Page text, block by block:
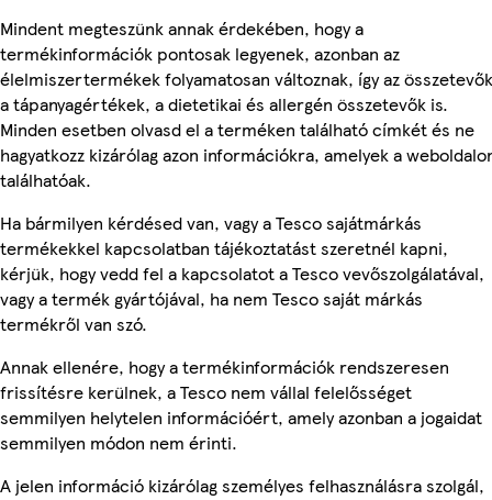
Mindent megteszünk annak érdekében, hogy a
termékinformációk pontosak legyenek, azonban az
élelmiszertermékek folyamatosan változnak, így az
a tápanyagértékek, a dietetikai és allergén összetevők is.
Minden esetben olvasd el a terméken található címkét és ne
hagyatkozz kizárólag azon információkra, amelyek a
találhatóak.
Ha bármilyen kérdésed van, vagy a Tesco sajátmárkás
termékekkel kapcsolatban tájékoztatást szeretnél kapni,
kérjük, hogy vedd fel a kapcsolatot a Tesco vevőszolgálatával,
vagy a termék gyártójával, ha nem Tesco saját márkás
termékről van szó.
Annak ellenére, hogy a termékinformációk rendszeresen
frissítésre kerülnek, a Tesco nem vállal felelősséget
semmilyen helytelen információért, amely azonban a jogaidat
semmilyen módon nem érinti.
A jelen információ kizárólag személyes felhasználásra szolgál,